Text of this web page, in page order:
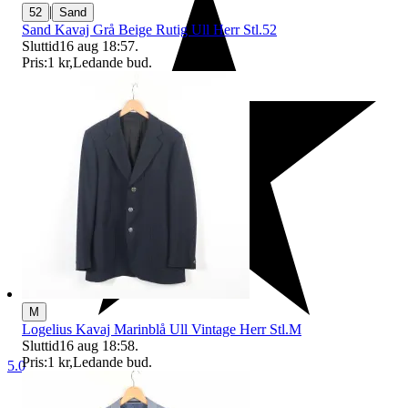
5.0
52 | Sand
Sand Kavaj Grå Beige Rutig Ull Herr Stl.52
Sluttid16 aug 18:57.
Pris:1 kr,Ledande bud.
M
Logelius Kavaj Marinblå Ull Vintage Herr Stl.M
Sluttid16 aug 18:58.
Pris:1 kr,Ledande bud.